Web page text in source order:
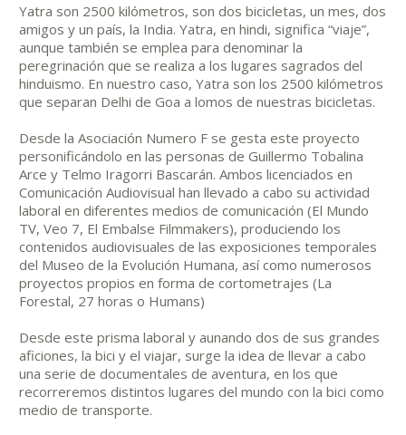
Yatra son 2500 kilómetros, son dos bicicletas, un mes, dos
amigos y un país, la India. Yatra, en hindi, significa “viaje”,
aunque también se emplea para denominar la
peregrinación que se realiza a los lugares sagrados del
hinduismo. En nuestro caso, Yatra son los 2500 kilómetros
que separan Delhi de Goa a lomos de nuestras bicicletas.
Desde la Asociación Numero F se gesta este proyecto
personificándolo en las personas de Guillermo Tobalina
Arce y Telmo Iragorri Bascarán. Ambos licenciados en
Comunicación Audiovisual han llevado a cabo su actividad
laboral en diferentes medios de comunicación (El Mundo
TV, Veo 7, El Embalse Filmmakers), produciendo los
contenidos audiovisuales de las exposiciones temporales
del Museo de la Evolución Humana, así como numerosos
proyectos propios en forma de cortometrajes (La
Forestal, 27 horas o Humans)
Desde este prisma laboral y aunando dos de sus grandes
aficiones, la bici y el viajar, surge la idea de llevar a cabo
una serie de documentales de aventura, en los que
recorreremos distintos lugares del mundo con la bici como
medio de transporte.